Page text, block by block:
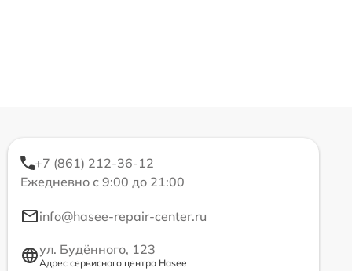
+7 (861) 212-36-12
Ежедневно с 9:00 до 21:00
info@hasee-repair-center.ru
ул. Будённого, 123
Адрес сервисного центра Hasee